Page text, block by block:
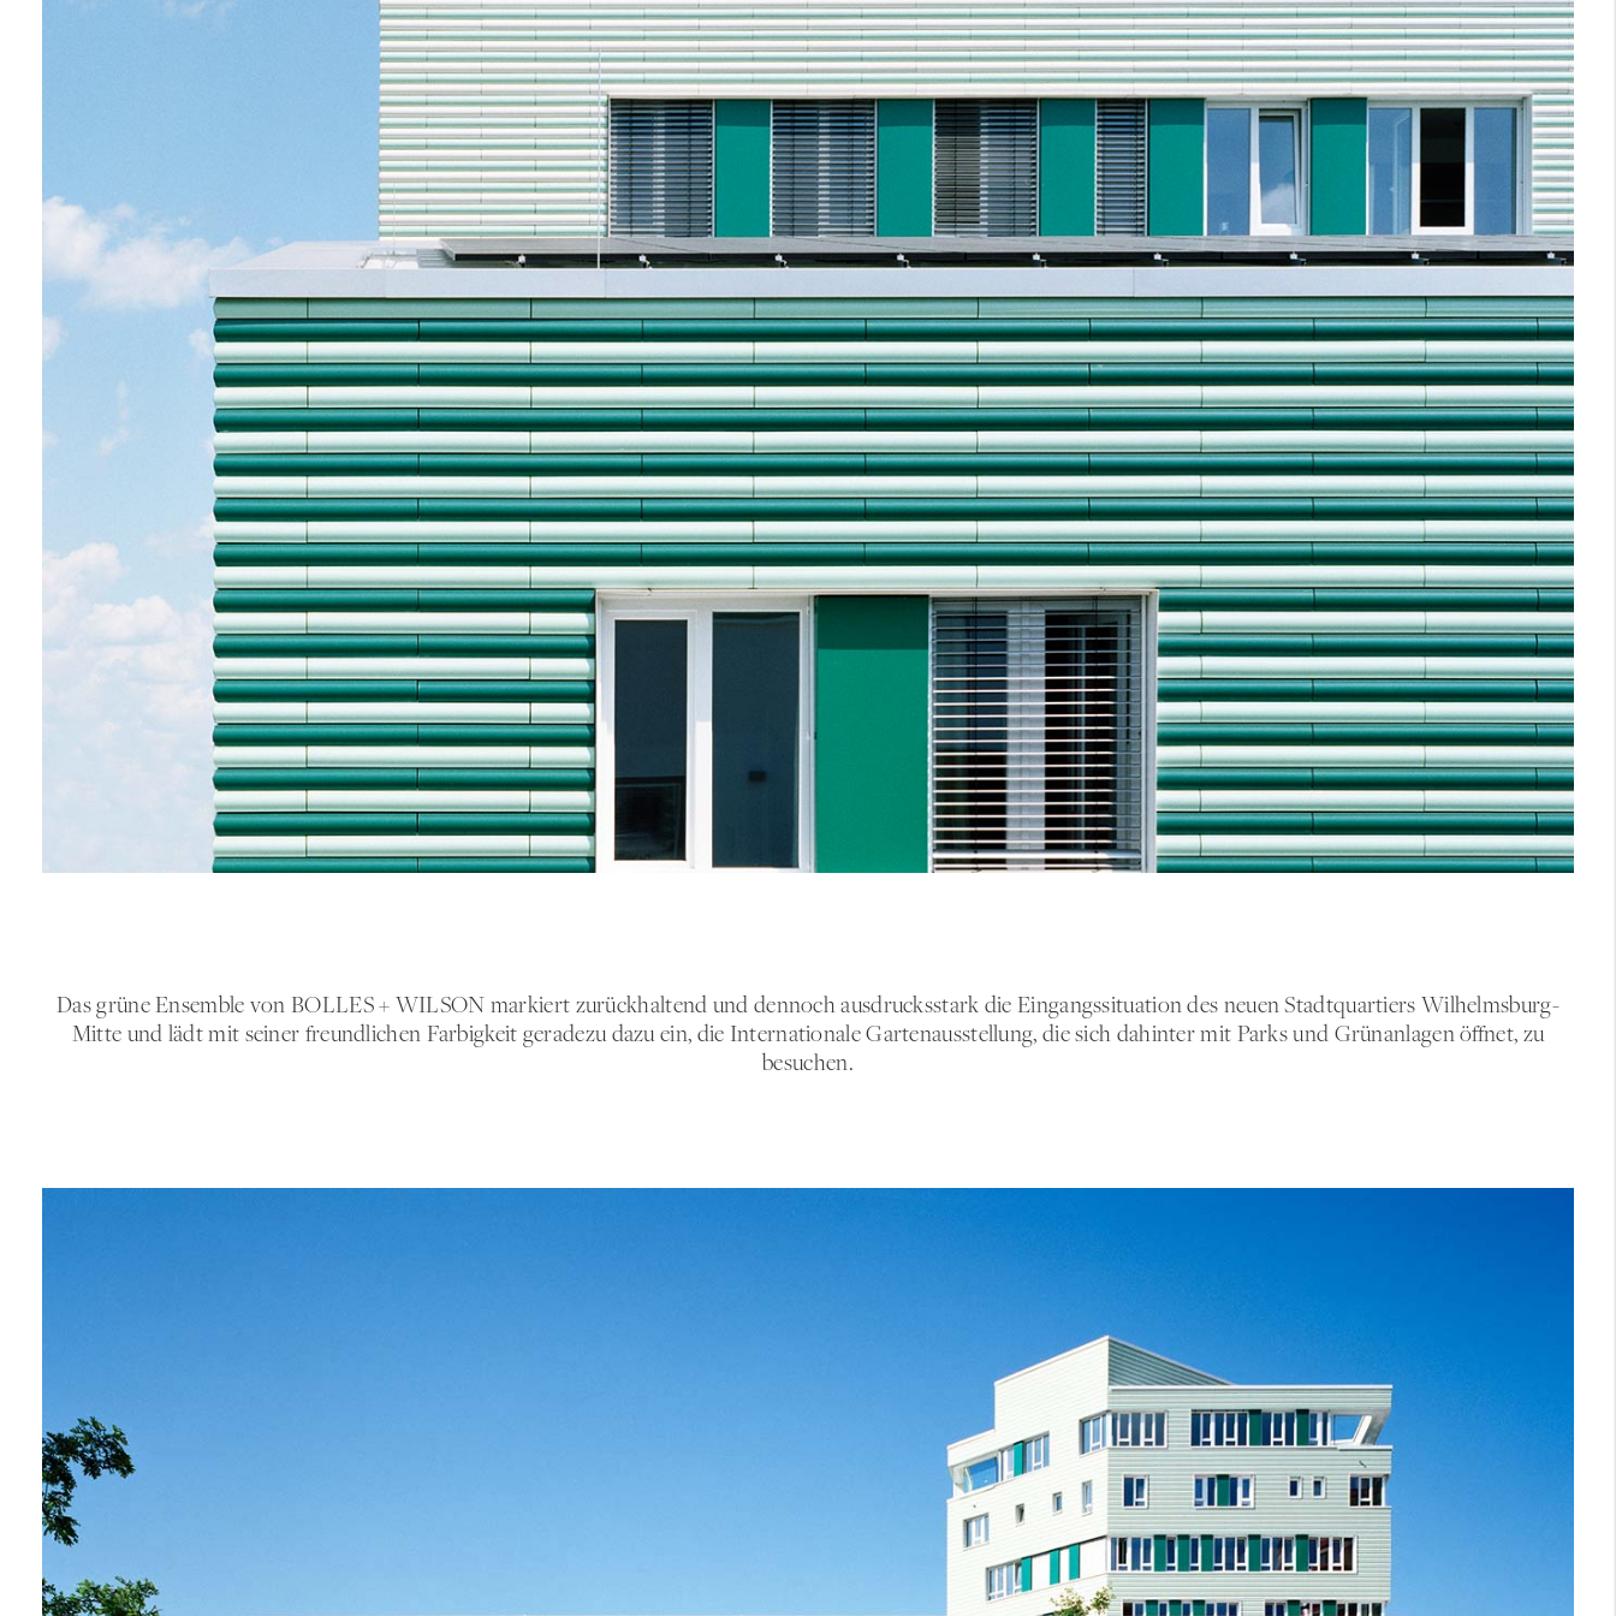
Das grüne Ensemble von BOLLES + WILSON markiert zurückhaltend und dennoch ausdrucksstark die Eingangssituation des neuen Stadtquartiers Wilhelmsburg-
Mitte und lädt mit seiner freundlichen Farbigkeit geradezu dazu ein, die Internationale Gartenausstellung, die sich dahinter mit Parks und Grünanlagen öffnet, zu
besuchen.